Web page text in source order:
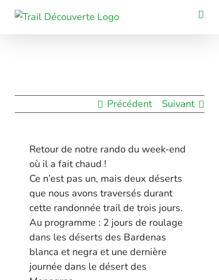
Passer
Précédent Suivant
Retour de notre rando du week-end
où il a fait chaud !
Ce n’est pas un, mais deux déserts
que nous avons traversés durant
cette randonnée trail de trois jours.
Au programme : 2 jours de roulage
dans les déserts des Bardenas
blanca et negra et une dernière
journée dans le désert des